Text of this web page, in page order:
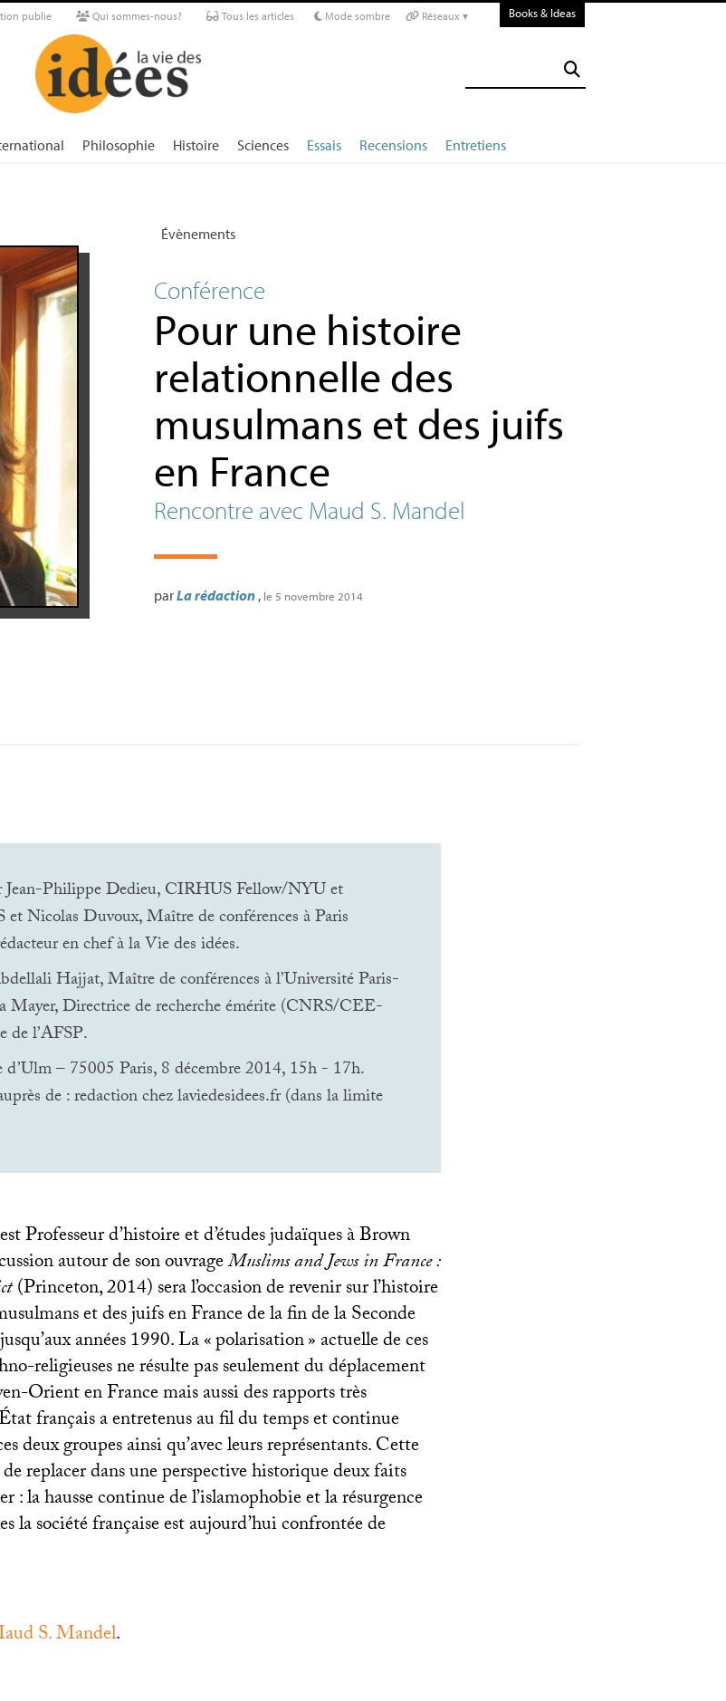
publie Qui sommes-nous? Tous les articles Mode sombre Réseaux ▾ Books & Ideas
Philosophie Histoire Sciences Essais Recensions Entretiens
Évènements
Conférence
Pour une histoire
relationnelle des
musulmans et des juifs
en France
Rencontre avec Maud S. Mandel
parLa rédaction , le 5 novembre 2014
Jean-Philippe Dedieu,CIRHUSFellow/NYUet
et Nicolas Duvoux, Maître de conférences à Paris
en chef à la Vie des idées.
Hajjat, Maître de conférences à l’Université Paris-
Directrice de recherche émérite (CNRS/CEE-
de l’AFSP.
d’Ulm – 75005 Paris, 8 décembre 2014, 15h - 17h.
de : redactionchezlaviedesidees.fr (dans la limite
Professeur d’histoire et d’études judaïques à Brown
autour de son ouvrageMuslims and Jews in France :
(Princeton, 2014) sera l’occasion de revenir sur l’histoire
et des juifs en France de la fin de la Seconde
années 1990. La «polarisation» actuelle de ces
religieuses ne résulte pas seulement du déplacement
Orient en France mais aussi des rapports très
français a entretenus au fil du temps et continue
deux groupes ainsi qu’avec leurs représentants. Cette
replacer dans une perspective historique deux faits
: la hausse continue de l’islamophobie et la résurgence
la société française est aujourd’hui confrontée de
S. Mandel.